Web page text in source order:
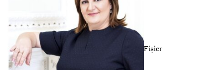
Fişier